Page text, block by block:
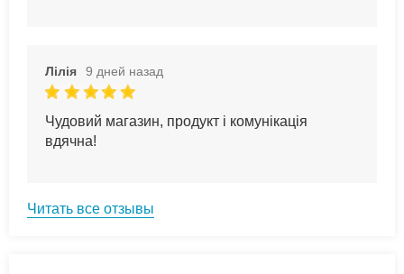
Лілія 9 дней назад
Чудовий магазин, продукт і комунікація
вдячна!
Читать все отзывы